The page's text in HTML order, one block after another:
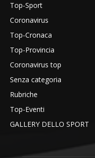
Top-Sport
Coronavirus
Top-Cronaca
Top-Provincia
Coronavirus top
Senza categoria
Rubriche
Top-Eventi
GALLERY DELLO SPORT